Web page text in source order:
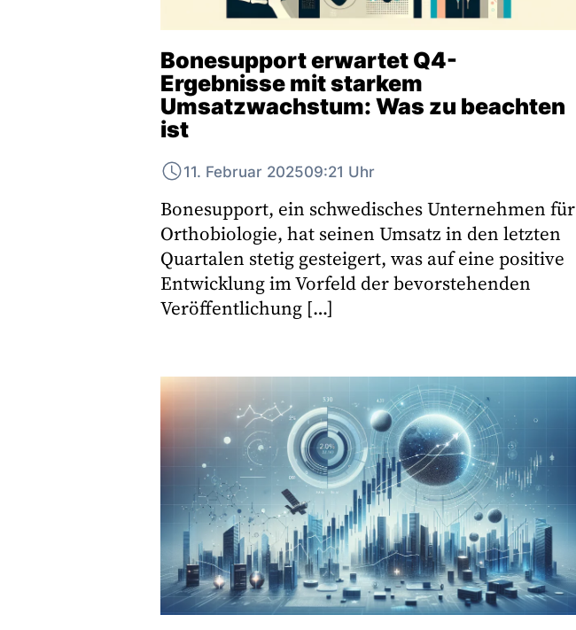
Bonesupport erwartet Q4-
Ergebnisse mit starkem
Umsatzwachstum: Was zu beachten
ist
11. Februar 202509:21 Uhr
Bonesupport, ein schwedisches Unternehmen für
Orthobiologie, hat seinen Umsatz in den letzten
Quartalen stetig gesteigert, was auf eine positive
Entwicklung im Vorfeld der bevorstehenden
Veröffentlichung […]